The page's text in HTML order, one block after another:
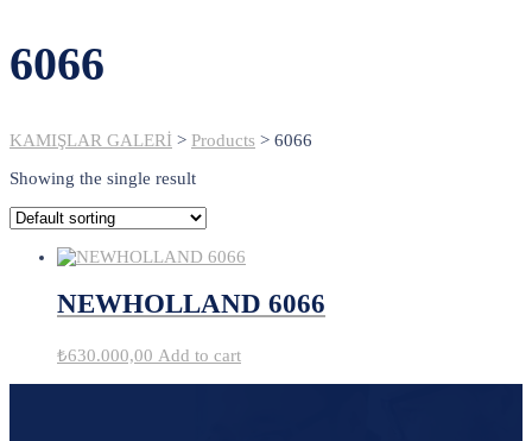
6066
KAMIŞLAR GALERİ > Products > 6066
Showing the single result
NEWHOLLAND 6066
₺630.000,00 Add to cart